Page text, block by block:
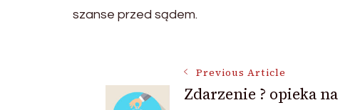
szanse przed sądem.
Post
Previous Article
Zdarzenie ? opieka na